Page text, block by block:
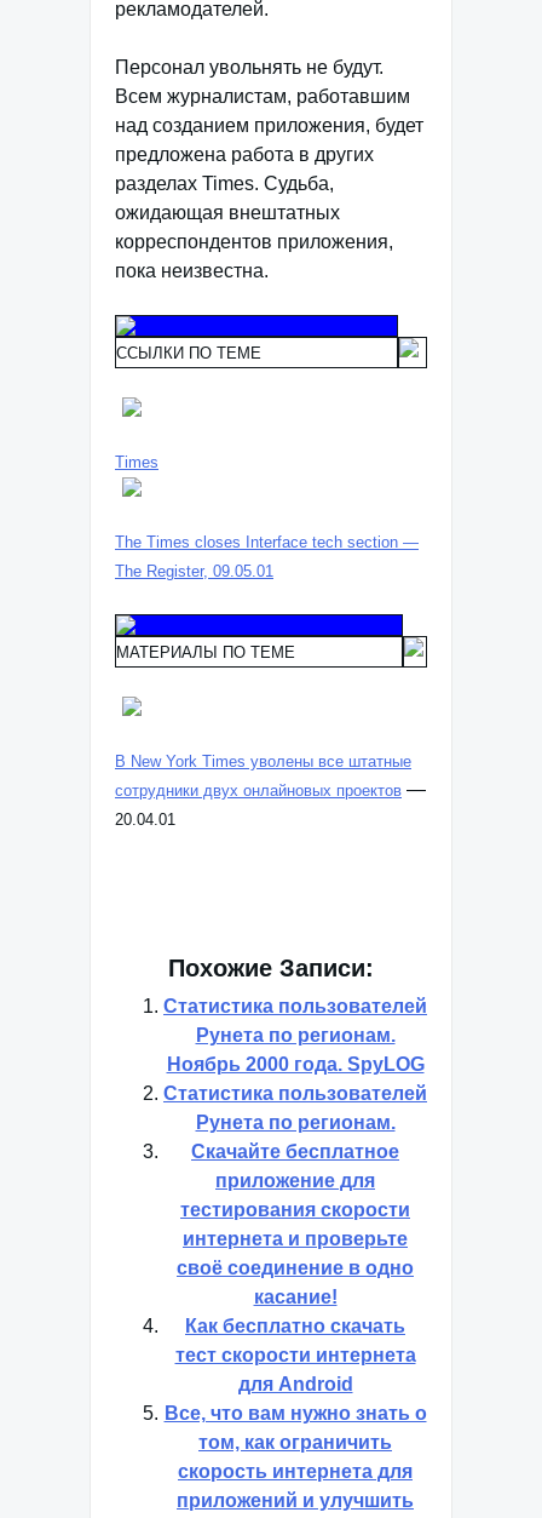
рекламодателей.
Персонал увольнять не будут.
Всем журналистам, работавшим
над созданием приложения, будет
предложена работа в других
разделах Times. Судьба,
ожидающая внештатных
корреспондентов приложения,
пока неизвестна.
ССЫЛКИ ПО ТЕМЕ
Times
The Times closes Interface tech section —
The Register, 09.05.01
МАТЕРИАЛЫ ПО ТЕМЕ
В New York Times уволены все штатные
сотрудники двух онлайновых проектов —
20.04.01
Похожие Записи:
Статистика пользователей
Рунета по регионам.
Ноябрь 2000 года. SpyLOG
Статистика пользователей
Рунета по регионам.
Скачайте бесплатное
приложение для
тестирования скорости
интернета и проверьте
своё соединение в одно
касание!
Как бесплатно скачать
тест скорости интернета
для Android
Все, что вам нужно знать о
том, как ограничить
скорость интернета для
приложений и улучшить